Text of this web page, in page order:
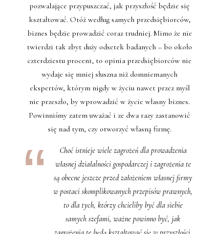
pozwalające przypuszczać, jak przyszłość będzie się
kształtować. Otóż według samych przedsiębiorców,
biznes będzie prowadzić coraz trudniej. Mimo że nie
twierdzi tak zbyt duży odsetek badanych – bo około
czterdziestu procent, to opinia przedsiębiorców nie
wydaje się mniej słuszna niż domniemanych
ekspertów, którym nigdy w życiu nawet przez myśl
nie przeszło, by wprowadzić w życie własny biznes.
Powinniśmy zatem uważać i ze dwa razy zastanowić
się nad tym, czy otworzyć własną firmę.
Choć istnieje wiele zagrożeń dla prowadzenia
własnej działalności gospodarczej i zagrożenia te
są obecne jeszcze przed założeniem własnej firmy
w postaci skomplikowanych przepisów prawnych,
to dla tych, którzy chcieliby być dla siebie
samych szefami, ważne powinno być, jak